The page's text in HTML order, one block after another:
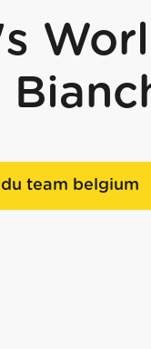
team belgium